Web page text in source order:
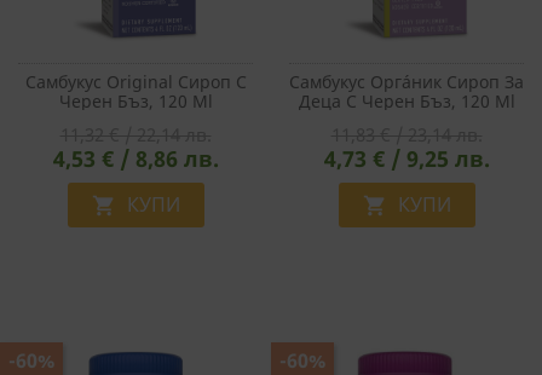
Самбукус Original Сироп С
Черен Бъз, 120 Ml
4,53 € / 8,86 лв.
 КУПИ
Самбукус Оргáник Сироп За
Деца С Черен Бъз, 120 Ml
4,73 € / 9,25 лв.
 КУПИ
-60% -60%